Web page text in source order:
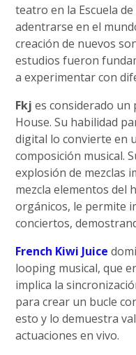
teatro en la Escuela
adentrarse en el
creación de nuevos
estudios fueron
a experimentar con
Fkj es considerado un
House. Su habilidad
digital lo convierte en
composición musical.
explosión de mezclas
mezcla elementos del
orgánicos, le permite
conciertos,
French Kiwi Juice
looping musical, que
implica la
para crear un bucle
esto y lo demuestra
actuaciones en vivo.